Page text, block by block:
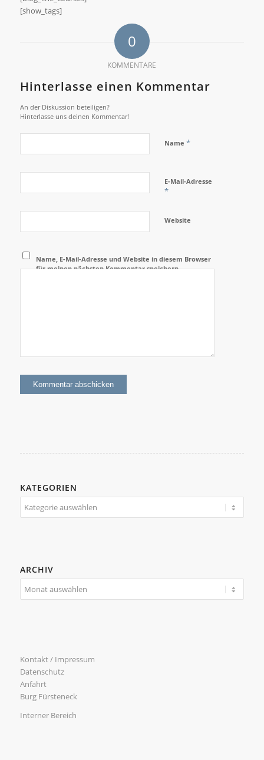
[show_tags]
0
KOMMENTARE
Hinterlasse einen Kommentar
An der Diskussion beteiligen?
Hinterlasse uns deinen Kommentar!
Name *
E-Mail-Adresse
*
Website
Name, E-Mail-Adresse und Website in diesem Browser
für meinen nächsten Kommentar speichern.
KATEGORIEN
Kategorien
ARCHIV
Kontakt / Impressum
Datenschutz
Anfahrt
Burg Fürsteneck
Interner Bereich